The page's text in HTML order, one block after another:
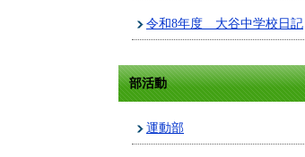
令和8年度 大谷中学校日記
部活動
運動部